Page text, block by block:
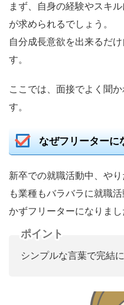
まず、自身の経験やスキ
が求められるでしょう。
自分成長意欲を出来るだ
す。
ここでは、面接でよく聞
す。
なぜフリーターに
新卒での就職活動中、や
も業種もバラバラに就職
かずフリーターになりまし
ポイント
シンプルな言葉で完結